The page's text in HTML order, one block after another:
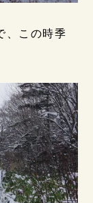
、この時季